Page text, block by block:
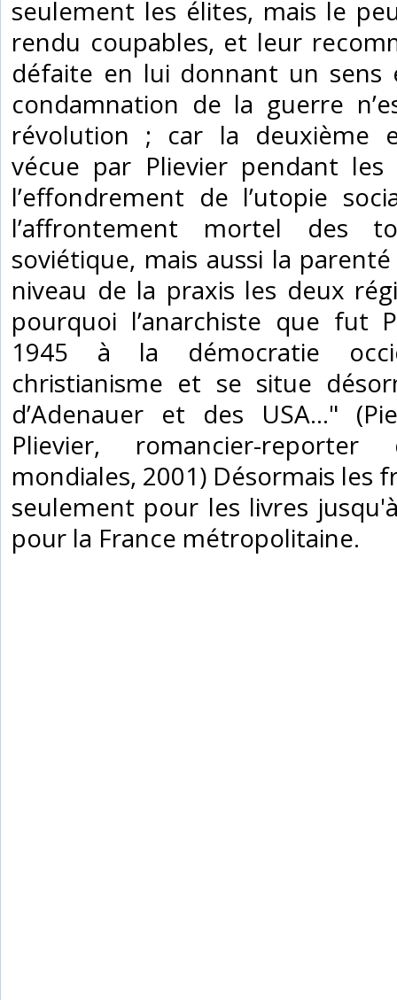
seulement les élites, mais le
rendu coupables, et leur
défaite en lui donnant un sens
condamnation de la guerre
révolution ; car la deuxième
vécue par Plievier pendant
l’effondrement de l’utopie
l’affrontement mortel des
soviétique, mais aussi la
niveau de la praxis les deux
pourquoi l’anarchiste que fut
1945 à la démocratie
christianisme et se situe
d’Adenauer et des USA..."
Plievier, romancier-
mondiales, 2001) Désormais les
seulement pour les livres
pour la France métropolitaine.‎